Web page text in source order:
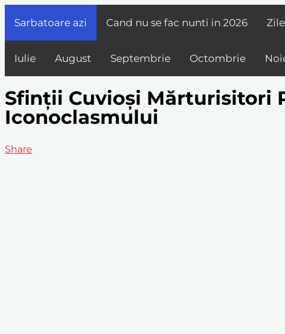
Sarbatoare azi Cand nu se fac nunti in 2026
Iulie August Septembrie Octombrie
Sfinții Cuvioși Mărturisitori
Iconoclasmului
Share